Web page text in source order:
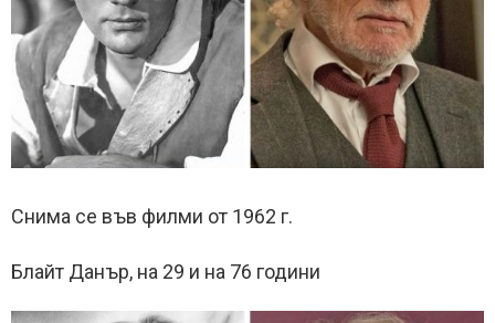
Снима се във филми от 1962 г.
Блайт Данър, на 29 и на 76 години